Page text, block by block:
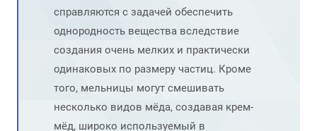
справляются с задачей обеспечить
однородность вещества вследствие
создания очень мелких и практически
одинаковых по размеру частиц. Кроме
того, мельницы могут смешивать
несколько видов мёда, создавая крем-
мёд, широко используемый в